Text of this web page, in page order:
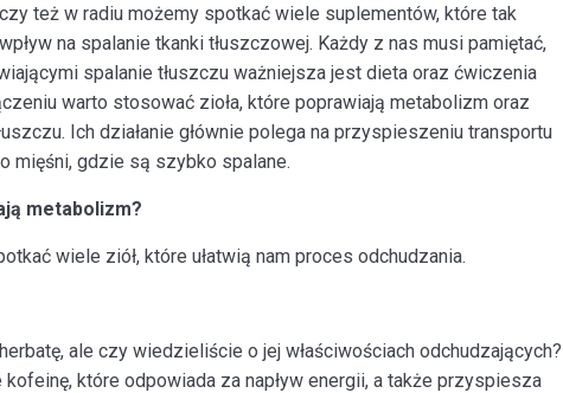
też w radiu możemy spotkać wiele suplementów, które tak
na spalanie tkanki tłuszczowej. Każdy z nas musi pamiętać,
spalanie tłuszczu ważniejsza jest dieta oraz ćwiczenia
warto stosować zioła, które poprawiają metabolizm oraz
Ich działanie głównie polega na przyspieszeniu transportu
mięśni, gdzie są szybko spalane.
metabolizm?
wiele ziół, które ułatwią nam proces odchudzania.
ale czy wiedzieliście o jej właściwościach odchudzających?
kofeinę, które odpowiada za napływ energii, a także przyspiesza